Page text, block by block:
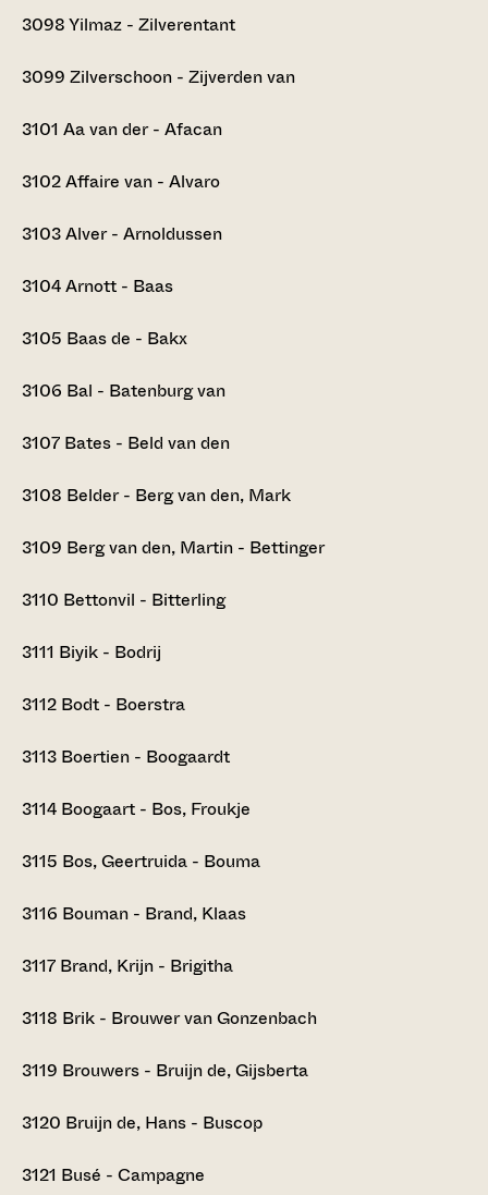
3098Yilmaz - Zilverentant
3099 Zilverschoon - Zijverden van
3101 Aa van der - Afacan
3102Affaire van - Alvaro
3103Alver - Arnoldussen
3104Arnott - Baas
3105 Baas de - Bakx
3106 Bal - Batenburg van
3107 Bates - Beld van den
3108 Belder - Berg van den, Mark
3109 Berg van den, Martin - Bettinger
3110 Bettonvil - Bitterling
3111 Biyik - Bodrij
3112 Bodt - Boerstra
3113 Boertien - Boogaardt
3114 Boogaart - Bos, Froukje
3115 Bos, Geertruida - Bouma
3116 Bouman - Brand, Klaas
3117 Brand, Krijn - Brigitha
3118 Brik - Brouwer van Gonzenbach
3119 Brouwers - Bruijn de, Gijsberta
3120 Bruijn de, Hans - Buscop
3121 Busé - Campagne